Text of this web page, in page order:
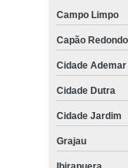
Campo Limpo
Capão Redondo
Cidade Ademar
Cidade Dutra
Cidade Jardim
Grajau